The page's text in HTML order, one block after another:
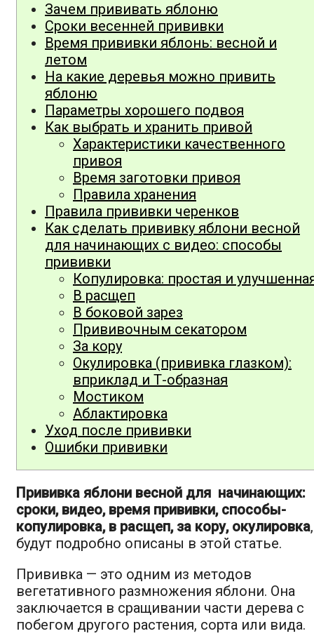
Зачем прививать яблоню
Сроки весенней прививки
Время прививки яблонь: весной и
летом
На какие деревья можно привить
яблоню
Параметры хорошего подвоя
Как выбрать и хранить привой
Характеристики качественного
привоя
Время заготовки привоя
Правила хранения
Правила прививки черенков
Как сделать прививку яблони весной
для начинающих с видео: способы
прививки
Копулировка: простая и
В расщеп
В боковой зарез
Прививочным секатором
За кору
Окулировка (прививка глазком):
вприклад и Т-образная
Мостиком
Аблактировка
Уход после прививки
Ошибки прививки
Прививка яблони весной для начинающих:
сроки, видео, время прививки, способы-
копулировка, в расщеп, за кору, окулировка,
будут подробно описаны в этой статье.
Прививка — это одним из методов
вегетативного размножения яблони. Она
заключается в сращивании части дерева с
побегом другого растения, сорта или вида.